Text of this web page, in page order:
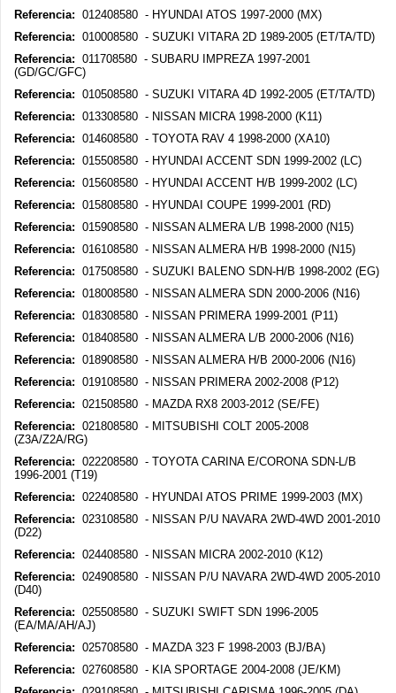
Referencia: 012408580 - HYUNDAI ATOS 1997-2000 (MX)
Referencia: 010008580 - SUZUKI VITARA 2D 1989-2005 (ET/TA/TD)
Referencia: 011708580 - SUBARU IMPREZA 1997-2001
(GD/GC/GFC)
Referencia: 010508580 - SUZUKI VITARA 4D 1992-2005 (ET/TA/TD)
Referencia: 013308580 - NISSAN MICRA 1998-2000 (K11)
Referencia: 014608580 - TOYOTA RAV 4 1998-2000 (XA10)
Referencia: 015508580 - HYUNDAI ACCENT SDN 1999-2002 (LC)
Referencia: 015608580 - HYUNDAI ACCENT H/B 1999-2002 (LC)
Referencia: 015808580 - HYUNDAI COUPE 1999-2001 (RD)
Referencia: 015908580 - NISSAN ALMERA L/B 1998-2000 (N15)
Referencia: 016108580 - NISSAN ALMERA H/B 1998-2000 (N15)
Referencia: 017508580 - SUZUKI BALENO SDN-H/B 1998-2002 (EG)
Referencia: 018008580 - NISSAN ALMERA SDN 2000-2006 (N16)
Referencia: 018308580 - NISSAN PRIMERA 1999-2001 (P11)
Referencia: 018408580 - NISSAN ALMERA L/B 2000-2006 (N16)
Referencia: 018908580 - NISSAN ALMERA H/B 2000-2006 (N16)
Referencia: 019108580 - NISSAN PRIMERA 2002-2008 (P12)
Referencia: 021508580 - MAZDA RX8 2003-2012 (SE/FE)
Referencia: 021808580 - MITSUBISHI COLT 2005-2008
(Z3A/Z2A/RG)
Referencia: 022208580 - TOYOTA CARINA E/CORONA SDN-L/B
1996-2001 (T19)
Referencia: 022408580 - HYUNDAI ATOS PRIME 1999-2003 (MX)
Referencia: 023108580 - NISSAN P/U NAVARA 2WD-4WD 2001-2010
(D22)
Referencia: 024408580 - NISSAN MICRA 2002-2010 (K12)
Referencia: 024908580 - NISSAN P/U NAVARA 2WD-4WD 2005-2010
(D40)
Referencia: 025508580 - SUZUKI SWIFT SDN 1996-2005
(EA/MA/AH/AJ)
Referencia: 025708580 - MAZDA 323 F 1998-2003 (BJ/BA)
Referencia: 027608580 - KIA SPORTAGE 2004-2008 (JE/KM)